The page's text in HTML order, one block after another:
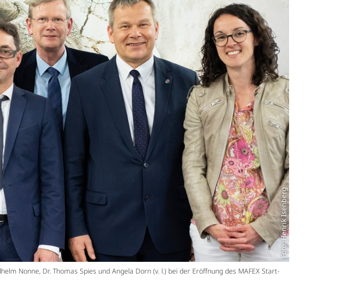
Foto: Henrik Isenberg
Nonne, Dr. Thomas Spies und Angela Dorn (v. l.) bei der Eröffnung des MAFEX Start-